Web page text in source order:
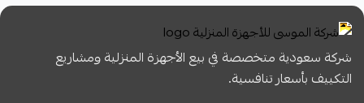
شركة سعودية متخصصة في بيع الأجهزة المنزلية ومشاريع
التكييف بأسعار تنافسية.